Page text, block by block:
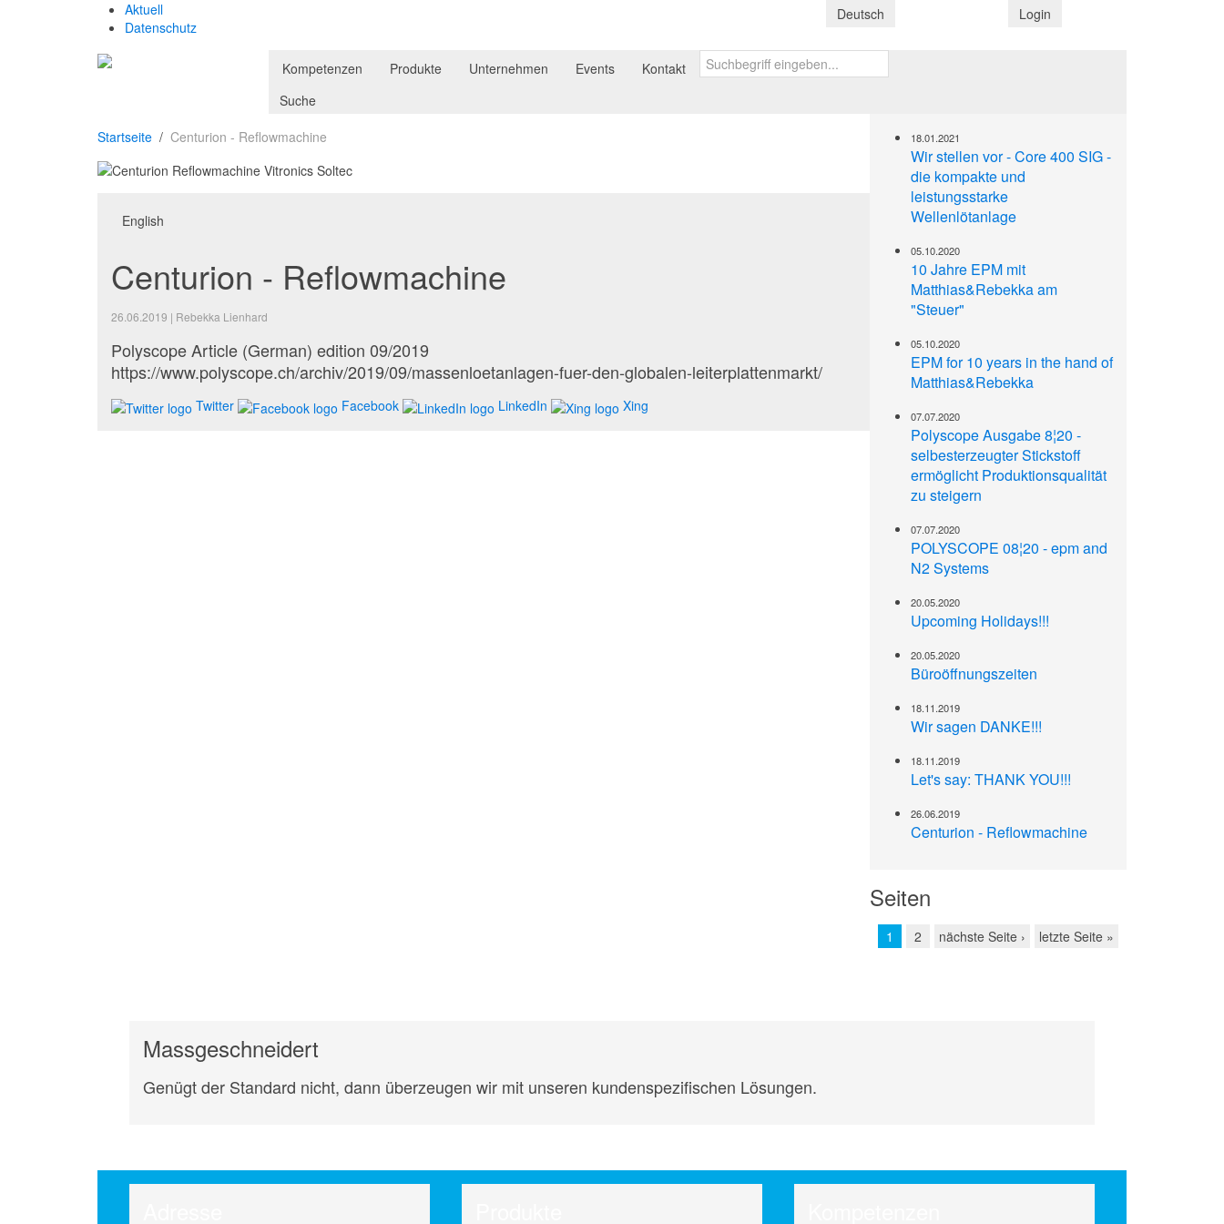
Aktuell
Datenschutz
Deutsch Login
Kompetenzen Produkte Unternehmen Events
Kontakt
Suche
Startseite
Centurion - Reflowmachine
English
Centurion - Reflowmachine
26.06.2019 | Rebekka Lienhard
Polyscope Article (German) edition 09/2019
https://www.polyscope.ch/archiv/2019/09/massenloetanlagen-fuer-den-globalen-leiterplattenmarkt/
Twitter Facebook LinkedIn Xing
18.01.2021
Wir stellen vor - Core 400 SIG -
die kompakte und
leistungsstarke
Wellenlötanlage
05.10.2020
10 Jahre EPM mit
Matthias&Rebekka am
"Steuer"
05.10.2020
EPM for 10 years in the hand of
Matthias&Rebekka
07.07.2020
Polyscope Ausgabe 8¦20 -
selbesterzeugter Stickstoff
ermöglicht Produktionsqualität
zu steigern
07.07.2020
POLYSCOPE 08¦20 - epm and
N2 Systems
20.05.2020
Upcoming Holidays!!!
20.05.2020
Büroöffnungszeiten
18.11.2019
Wir sagen DANKE!!!
18.11.2019
Let's say: THANK YOU!!!
26.06.2019
Centurion - Reflowmachine
Seiten
1 2 nächste Seite › letzte Seite »
Massgeschneidert
Genügt der Standard nicht, dann überzeugen wir mit unseren kundenspezifischen Lösungen.